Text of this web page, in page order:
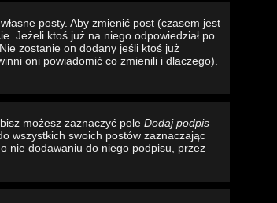
posty. Aby zmienić post (czasem jest
Jeżeli ktoś już na niego odpowiedział po
zostanie on dodany jeśli ktoś już
oni powiadomić co zmienili i dlaczego).
możesz zaznaczyć pole Dodaj podpis
wszystkich swoich postów zaznaczając
nie dodawaniu do niego podpisu, przez